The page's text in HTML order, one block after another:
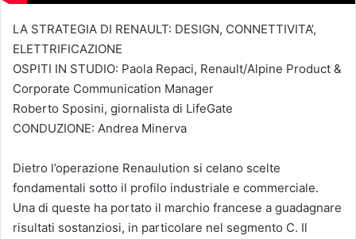
LA STRATEGIA DI RENAULT: DESIGN, CONNETTIVITA’,
ELETTRIFICAZIONE
OSPITI IN STUDIO: Paola Repaci, Renault/Alpine Product &
Corporate Communication Manager
Roberto Sposini, giornalista di LifeGate
CONDUZIONE: Andrea Minerva
Dietro l’operazione Renaulution si celano scelte
fondamentali sotto il profilo industriale e commerciale.
Una di queste ha portato il marchio francese a guadagnare
risultati sostanziosi, in particolare nel segmento C. Il